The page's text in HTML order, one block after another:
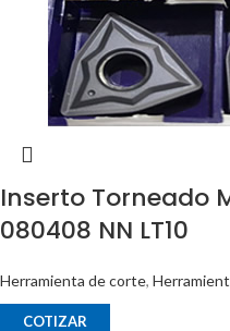
Inserto Torneado
080408 NN LT10
Herramienta de corte,
COTIZAR